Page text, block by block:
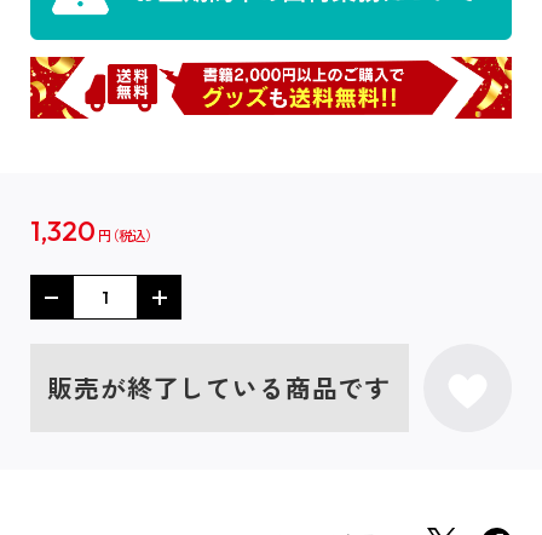
1,320 円
販売が終了している商品です